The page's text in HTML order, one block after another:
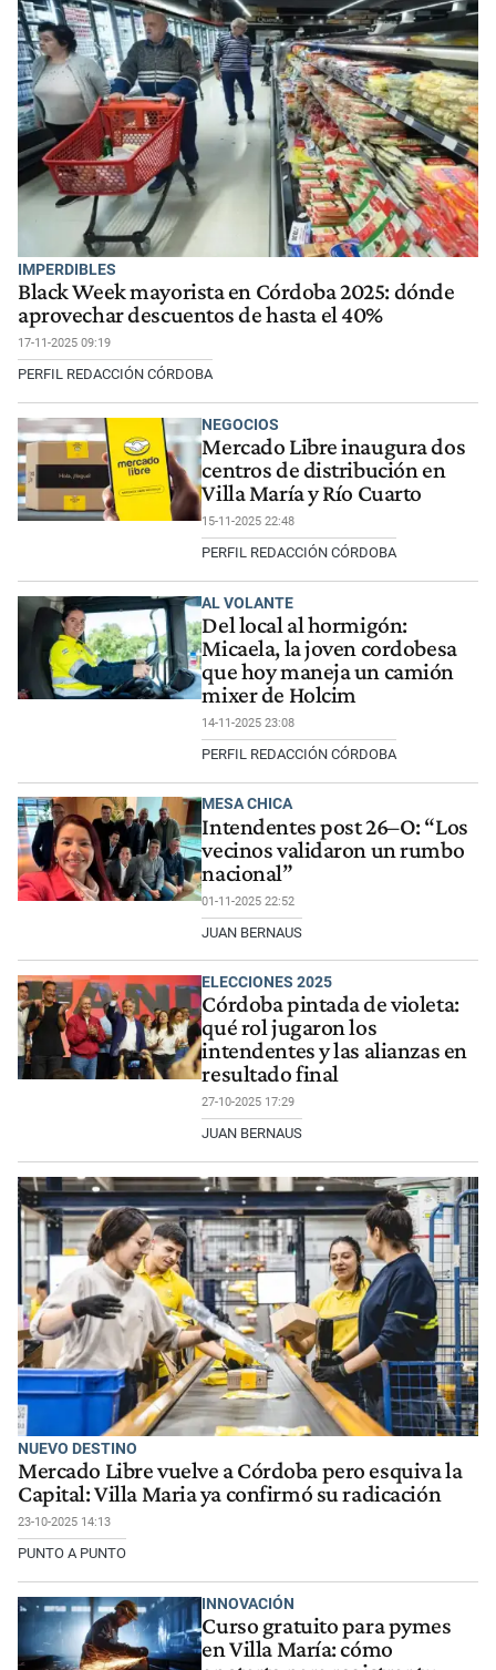
IMPERDIBLES
Black Week mayorista en Córdoba 2025: dónde
aprovechar descuentos de hasta el 40%
17-11-2025 09:19
PERFIL REDACCIÓN CÓRDOBA
NEGOCIOS
Mercado Libre inaugura dos
centros de distribución en
Villa María y Río Cuarto
15-11-2025 22:48
PERFIL REDACCIÓN CÓRDOBA
AL VOLANTE
Del local al hormigón:
Micaela, la joven cordobesa
que hoy maneja un camión
mixer de Holcim
14-11-2025 23:08
PERFIL REDACCIÓN CÓRDOBA
MESA CHICA
Intendentes post 26–O: “Los
vecinos validaron un rumbo
nacional”
01-11-2025 22:52
JUAN BERNAUS
ELECCIONES 2025
Córdoba pintada de violeta:
qué rol jugaron los
intendentes y las alianzas en
resultado final
27-10-2025 17:29
JUAN BERNAUS
NUEVO DESTINO
Mercado Libre vuelve a Córdoba pero esquiva la
Capital: Villa Maria ya confirmó su radicación
23-10-2025 14:13
PUNTO A PUNTO
INNOVACIÓN
Curso gratuito para pymes
en Villa María: cómo